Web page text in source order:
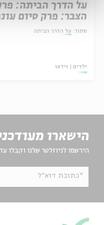
הצבר: פרק סיום
מתוך: על הדרך הביתה
ילדים וידאו
הישארו
הירשמו לניוזלטר שלנו וקבלו
*כתובת דוא"ל